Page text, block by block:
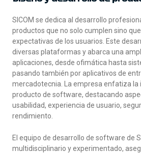
SICOM se dedica al desarrollo
productos que no solo cumplen sino
expectativas de los usuarios. Este
diversas plataformas y abarca una
aplicaciones, desde ofimática hasta
pasando también por aplicativos de
mercadotecnia. La empresa enfatiza la
producto de software, destacando
usabilidad, experiencia de usuario,
rendimiento.
El equipo de desarrollo de software de
multidisciplinario y experimentado,